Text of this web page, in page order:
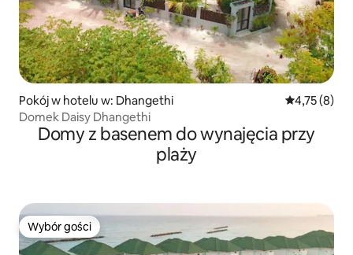
Pokój w hotelu w: Dhangethi Średnia
4,75 (8)
Domek Daisy Dhangethi
Domy z basenem do wynajęcia przy
plaży
Wybór gości
Wybór gości